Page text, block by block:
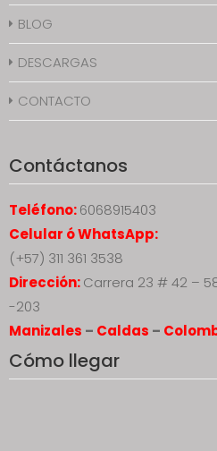
BLOG
DESCARGAS
CONTACTO
Contáctanos
Teléfono:6068915403
Celular ó WhatsApp:
(+57) 311 361 3538
Dirección:Carrera 23 # 42 –
-203
Manizales – Caldas –
Cómo llegar